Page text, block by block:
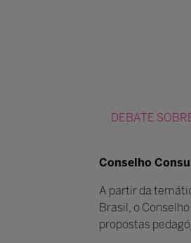
DEBATE
Conselho
A partir da
Brasil, o
propostas